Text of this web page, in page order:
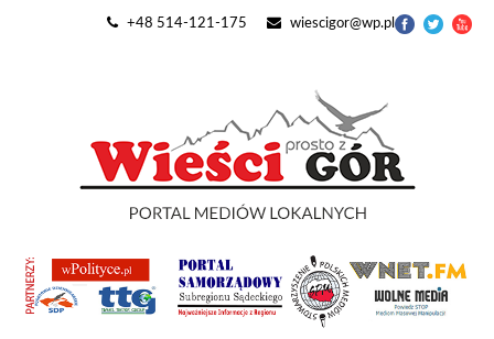
+48 514-121-175 wiescigor@wp.pl